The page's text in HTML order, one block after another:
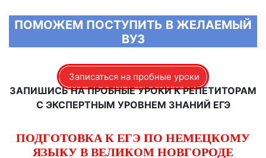
ПОМОЖЕМ ПОСТУПИТЬ В ЖЕЛАЕМЫЙ
ВУЗ
Записаться на пробные уроки
ЗАПИШИСЬ НА ПРОБНЫЕ УРОКИ К РЕПЕТИТОРАМ
С ЭКСПЕРТНЫМ УРОВНЕМ ЗНАНИЙ ЕГЭ
ПОДГОТОВКА К ЕГЭ ПО НЕМЕЦКОМУ
ЯЗЫКУ В ВЕЛИКОМ НОВГОРОДЕ